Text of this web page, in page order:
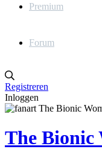
Premium
Forum
Registreren
Inloggen
The Bionic